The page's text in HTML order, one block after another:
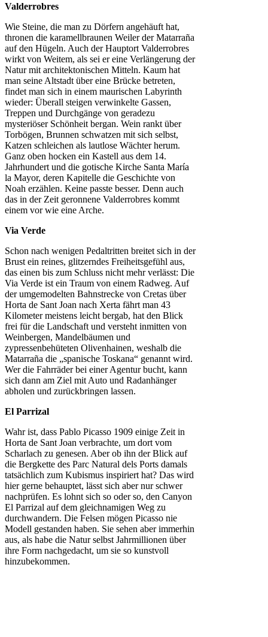
Valderrobres
Wie Steine, die man zu Dörfern angehäuft hat,
thronen die karamellbraunen Weiler der Matarraña
auf den Hügeln. Auch der Hauptort Valderrobres
wirkt von Weitem, als sei er eine Verlängerung der
Natur mit architektonischen Mitteln. Kaum hat
man seine Altstadt über eine Brücke betreten,
findet man sich in einem maurischen Labyrinth
wieder: Überall steigen verwinkelte Gassen,
Treppen und Durchgänge von geradezu
mysteriöser Schönheit bergan. Wein rankt über
Torbögen, Brunnen schwatzen mit sich selbst,
Katzen schleichen als lautlose Wächter herum.
Ganz oben hocken ein Kastell aus dem 14.
Jahrhundert und die gotische Kirche Santa María
la Mayor, deren Kapitelle die Geschichte von
Noah erzählen. Keine passte besser. Denn auch
das in der Zeit geronnene Valderrobres kommt
einem vor wie eine Arche.
Via Verde
Schon nach wenigen Pedaltritten breitet sich in der
Brust ein reines, glitzerndes Freiheitsgefühl aus,
das einen bis zum Schluss nicht mehr verlässt: Die
Via Verde ist ein Traum von einem Radweg. Auf
der umgemodelten Bahnstrecke von Cretas über
Horta de Sant Joan nach Xerta fährt man 43
Kilometer meistens leicht bergab, hat den Blick
frei für die Landschaft und versteht inmitten von
Weinbergen, Mandelbäumen und
zypressenbehüteten Olivenhainen, weshalb die
Matarraña die „spanische Toskana“ genannt wird.
Wer die Fahrräder bei einer Agentur bucht, kann
sich dann am Ziel mit Auto und Radanhänger
abholen und zurückbringen lassen.
El Parrizal
Wahr ist, dass Pablo Picasso 1909 einige Zeit in
Horta de Sant Joan verbrachte, um dort vom
Scharlach zu genesen. Aber ob ihn der Blick auf
die Bergkette des Parc Natural dels Ports damals
tatsächlich zum Kubismus inspiriert hat? Das wird
hier gerne behauptet, lässt sich aber nur schwer
nachprüfen. Es lohnt sich so oder so, den Canyon
El Parrizal auf dem gleichnamigen Weg zu
durchwandern. Die Felsen mögen Picasso nie
Modell gestanden haben. Sie sehen aber immerhin
aus, als habe die Natur selbst Jahrmillionen über
ihre Form nachgedacht, um sie so kunstvoll
hinzubekommen.